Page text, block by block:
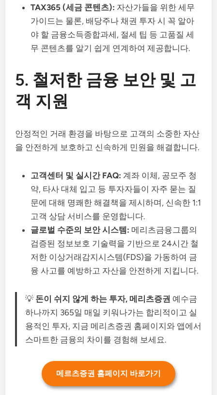
TAX365 (세금 콘텐츠): 자산가들을 위한 세무
가이드는 물론, 배당주나 채권 투자 시 꼭 알아
야 할 금융소득종합과세, 절세 팁 등 고품질 세
무 콘텐츠를 알기 쉽게 연계하여 제공합니다.
5. 철저한 금융 보안 및 고
객 지원
안정적인 거래 환경을 바탕으로 고객의 소중한 자산
을 안전하게 보호하고 신속하게 민원을 해결합니다.
고객센터 및 실시간 FAQ: 계좌 이체, 공모주 청
약, 타사 대체 입고 등 투자자들이 자주 묻는 질
문에 대해 명쾌한 해결책을 제시하며, 신속한 1:1
고객 상담 서비스를 운영합니다.
글로벌 수준의 보안 시스템: 메리츠금융그룹의
검증된 정보보호 기술력을 기반으로 24시간 철
저한 이상거래감지시스템(FDS)을 가동하여 금
융 사고를 예방하고 자산을 안전하게 지킵니다.
💡 돈이 쉬지 않게 하는 투자, 메리츠증권 예수금
하나까지 365일 매일 키워나가는 합리적이고 실
용적인 투자, 지금 메리츠증권 홈페이지와 앱에서
스마트한 금융의 차이를 경험해 보세요.
메르츠증권 홈페이지 바로가기